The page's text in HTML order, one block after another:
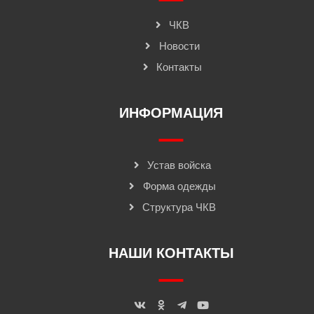
ЧКВ
Новости
Контакты
ИНФОРМАЦИЯ
Устав войска
Форма одежды
Структура ЧКВ
НАШИ КОНТАКТЫ